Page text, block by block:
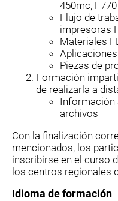
450mc,
Flujo de
impresoras
Materiales
Piezas de
Formación
de realizarla a
Información
archivos
Con la finalización
mencionados, los
inscribirse en el curso
los centros regionales
Idioma de formación